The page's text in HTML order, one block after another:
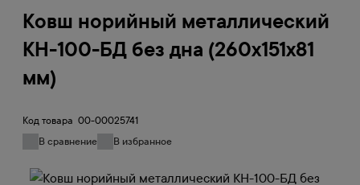
Ковш норийный металлический
КН-100-БД без дна (260х151х81
мм)
Код товара 00-00025741
В сравнение
В избранное